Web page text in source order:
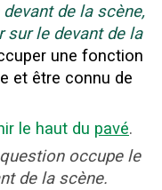
de la scène,
sur le devant de la
une fonction
et être connu de
le haut du pavé.
occupe le
de la scène.